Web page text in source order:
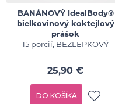
BANÁNOVÝ IdealBody®
bielkovinový koktejlový
prášok
15 porcií, BEZLEPKOVÝ
25,90 €
DO KOŠÍKA